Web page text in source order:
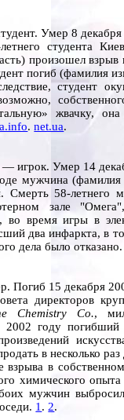
Умер 8
студента
произошел взрыв
погиб (фамилия
студент
жвачку,
.net.ua.
— игрок. Умер 14
(фамилия
Смерть 58-летнего
зале
во время игры в
два инфаркта, в
дела было
Погиб 15 декабря
директоров
Chemistry Co.,
году
в несколько
в
химического
мужчин
1 . 2.